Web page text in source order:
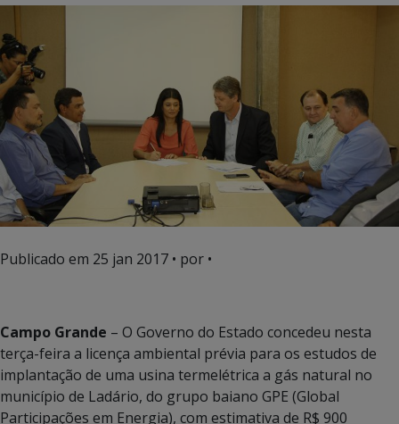
Publicado em 25 jan 2017 • por •
Campo Grande – O Governo do Estado concedeu nesta
terça-feira a licença ambiental prévia para os estudos de
implantação de uma usina termelétrica a gás natural no
município de Ladário, do grupo baiano GPE (Global
Participações em Energia), com estimativa de R$ 900